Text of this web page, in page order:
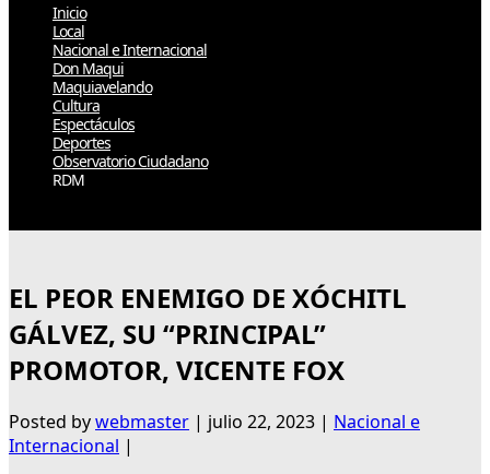
Inicio
Local
Nacional e Internacional
Don Maqui
Maquiavelando
Cultura
Espectáculos
Deportes
Observatorio Ciudadano
RDM
EL PEOR ENEMIGO DE XÓCHITL
GÁLVEZ, SU “PRINCIPAL”
PROMOTOR, VICENTE FOX
Posted bywebmaster | julio 22, 2023 | Nacional e
Internacional |